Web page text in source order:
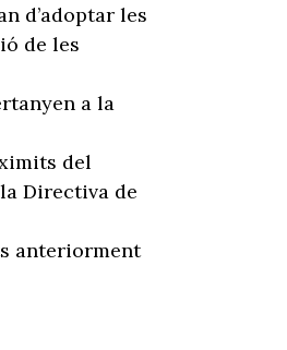
d’adoptar les
de les
a la
del
Directiva de
anteriorment